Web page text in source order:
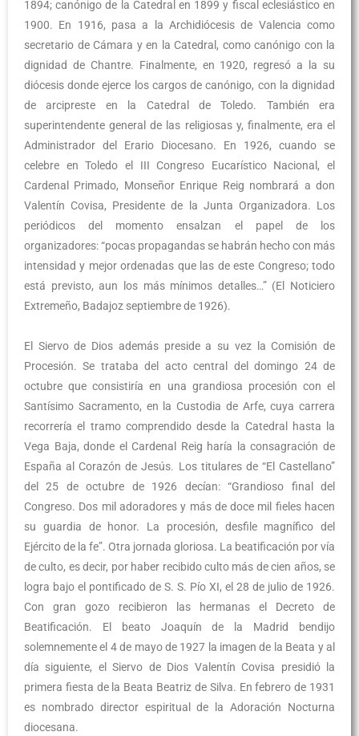
1894; canónigo de la Catedral en 1899 y fiscal eclesiástico en
1900. En 1916, pasa a la Archidiócesis de Valencia como
secretario de Cámara y en la Catedral, como canónigo con la
dignidad de Chantre. Finalmente, en 1920, regresó a la su
diócesis donde ejerce los cargos de canónigo, con la dignidad
de arcipreste en la Catedral de Toledo. También era
superintendente general de las religiosas y, finalmente, era el
Administrador del Erario Diocesano. En 1926, cuando se
celebre en Toledo el III Congreso Eucarístico Nacional, el
Cardenal Primado, Monseñor Enrique Reig nombrará a don
Valentín Covisa, Presidente de la Junta Organizadora. Los
periódicos del momento ensalzan el papel de los
organizadores: “pocas propagandas se habrán hecho con más
intensidad y mejor ordenadas que las de este Congreso; todo
está previsto, aun los más mínimos detalles…” (El Noticiero
Extremeño, Badajoz septiembre de 1926).
El Siervo de Dios además preside a su vez la Comisión de
Procesión. Se trataba del acto central del domingo 24 de
octubre que consistiría en una grandiosa procesión con el
Santísimo Sacramento, en la Custodia de Arfe, cuya carrera
recorrería el tramo comprendido desde la Catedral hasta la
Vega Baja, donde el Cardenal Reig haría la consagración de
España al Corazón de Jesús. Los titulares de “El Castellano”
del 25 de octubre de 1926 decían: “Grandioso final del
Congreso. Dos mil adoradores y más de doce mil fieles hacen
su guardia de honor. La procesión, desfile magnífico del
Ejército de la fe”. Otra jornada gloriosa. La beatificación por vía
de culto, es decir, por haber recibido culto más de cien años, se
logra bajo el pontificado de S. S. Pío XI, el 28 de julio de 1926.
Con gran gozo recibieron las hermanas el Decreto de
Beatificación. El beato Joaquín de la Madrid bendijo
solemnemente el 4 de mayo de 1927 la imagen de la Beata y al
día siguiente, el Siervo de Dios Valentín Covisa presidió la
primera fiesta de la Beata Beatriz de Silva. En febrero de 1931
es nombrado director espiritual de la Adoración Nocturna
diocesana.